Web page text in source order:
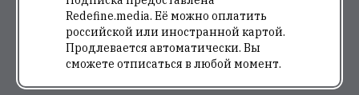
Redefine.media. Её можно оплатить
российской или иностранной картой.
Продлевается автоматически. Вы
сможете отписаться в любой момент.